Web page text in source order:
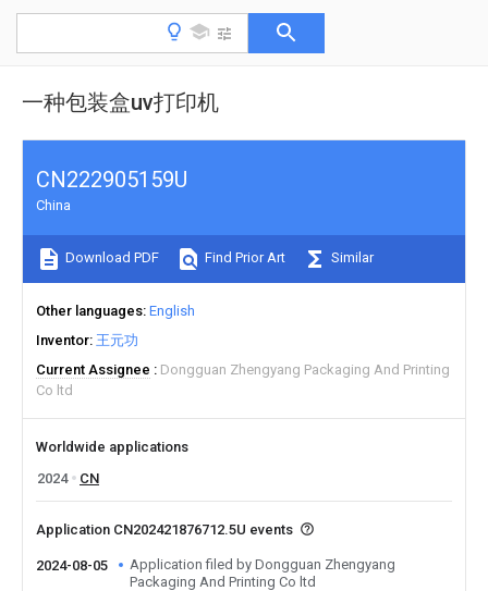
一种包装盒uv打印机
CN222905159U
China
Download PDF Find Prior Art Similar
Other languages English
Inventor 王元功
Current Assignee
Dongguan Zhengyang Packaging And Printing
Co ltd
Worldwide applications
2024
CN
Application CN202421876712.5U events
2024-08-05
Application filed by Dongguan Zhengyang
Packaging And Printing Co ltd